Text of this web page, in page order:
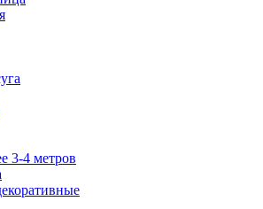
3-4 метров